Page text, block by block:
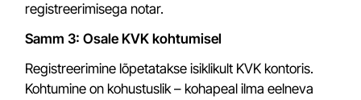
registreerimisega notar.
Samm 3: Osale KVK kohtumisel
Registreerimine lõpetatakse isiklikult KVK kontoris.
Kohtumine on kohustuslik – kohapeal ilma eelneva